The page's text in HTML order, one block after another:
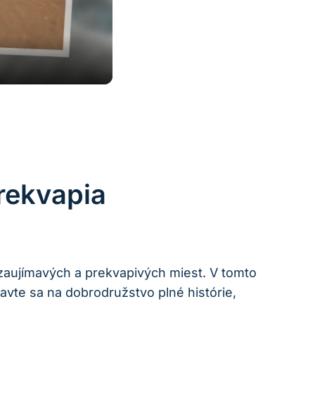
a prekvapivých miest. V tomto
sa na dobrodružstvo plné histórie,